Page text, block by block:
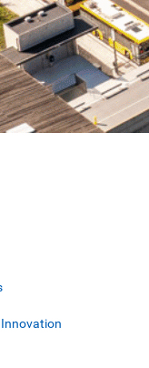
Innovation